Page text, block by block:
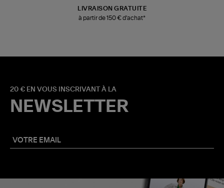
LIVRAISON GRATUITE
à partir de 150 € d'achat*
20 € EN VOUS INSCRIVANT À LA
NEWSLETTER